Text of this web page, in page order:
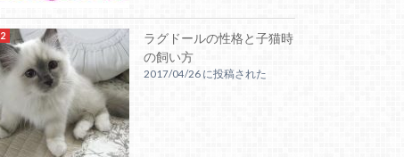
ラグドールの性格と子猫時
の飼い方
2017/04/26 に投稿された